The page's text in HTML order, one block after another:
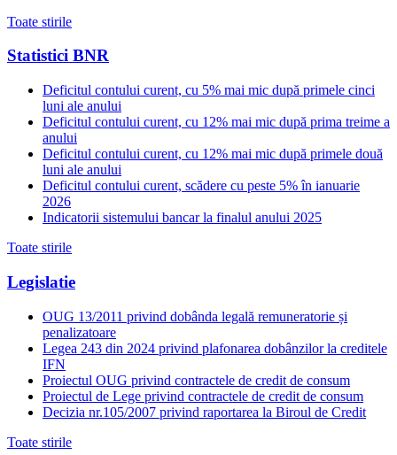
Toate stirile
Statistici BNR
Deficitul contului curent, cu 5% mai mic după primele cinci
luni ale anului
Deficitul contului curent, cu 12% mai mic după prima treime a
anului
Deficitul contului curent, cu 12% mai mic după primele două
luni ale anului
Deficitul contului curent, scădere cu peste 5% în ianuarie
2026
Indicatorii sistemului bancar la finalul anului 2025
Toate stirile
Legislatie
OUG 13/2011 privind dobânda legală remuneratorie și
penalizatoare
Legea 243 din 2024 privind plafonarea dobânzilor la creditele
IFN
Proiectul OUG privind contractele de credit de consum
Proiectul de Lege privind contractele de credit de consum
Decizia nr.105/2007 privind raportarea la Biroul de Credit
Toate stirile